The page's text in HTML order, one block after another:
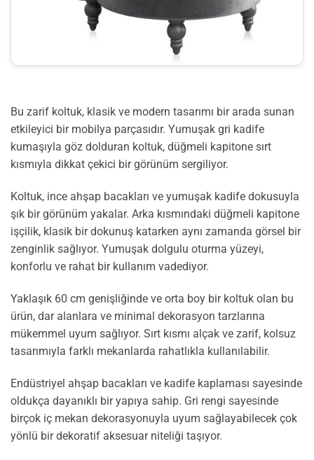
Bu zarif koltuk, klasik ve modern tasarımı bir arada sunan
etkileyici bir mobilya parçasıdır. Yumuşak gri kadife
kumaşıyla göz dolduran koltuk, düğmeli kapitone sırt
kısmıyla dikkat çekici bir görünüm sergiliyor.
Koltuk, ince ahşap bacakları ve yumuşak kadife dokusuyla
şık bir görünüm yakalar. Arka kısmındaki düğmeli kapitone
işçilik, klasik bir dokunuş katarken aynı zamanda görsel bir
zenginlik sağlıyor. Yumuşak dolgulu oturma yüzeyi,
konforlu ve rahat bir kullanım vadediyor.
Yaklaşık 60 cm genişliğinde ve orta boy bir koltuk olan bu
ürün, dar alanlara ve minimal dekorasyon tarzlarına
mükemmel uyum sağlıyor. Sırt kısmı alçak ve zarif, kolsuz
tasarımıyla farklı mekanlarda rahatlıkla kullanılabilir.
Endüstriyel ahşap bacakları ve kadife kaplaması sayesinde
oldukça dayanıklı bir yapıya sahip. Gri rengi sayesinde
birçok iç mekan dekorasyonuyla uyum sağlayabilecek çok
yönlü bir dekoratif aksesuar niteliği taşıyor.